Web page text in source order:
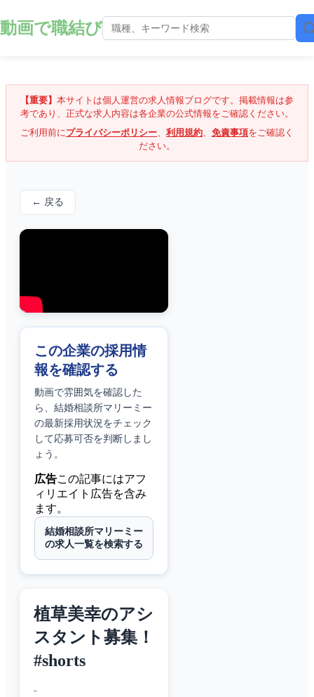
動画で職結び
【重要】 本サイトは個人運営の求人情報ブログです。掲載情報は参
考であり、正式な求人内容は各企業の公式情報をご確認ください。
ご利用前にプライバシーポリシー、 利用規約、 免責事項をご確認く
ださい。
← 戻る
この企業の採用情
報を確認する
動画で雰囲気を確認した
ら、 結婚相談所マリーミー
の最新採用状況をチェック
して応募可否を判断しまし
ょう。
広告この記事にはアフ
ィリエイト広告を含み
ます。
結婚相談所マリーミー
の求人一覧を検索する
植草美幸のアシ
スタント募集！
#shorts
-